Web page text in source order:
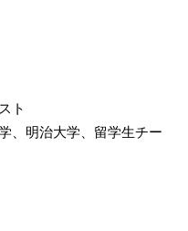
ト
、明治大学、留学生チー